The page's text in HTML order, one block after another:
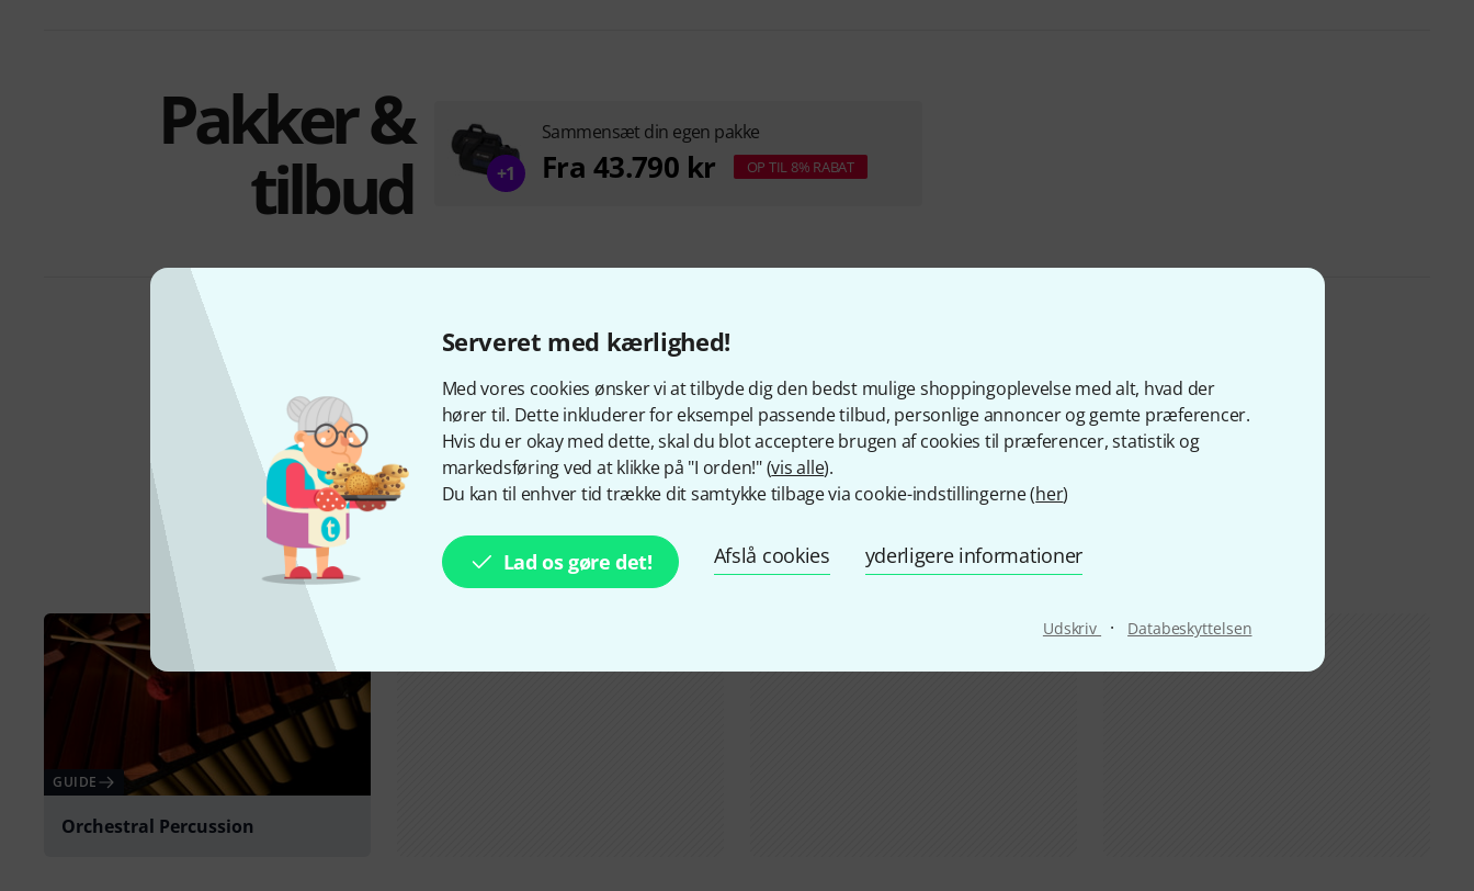
Serveret med kærlighed!
Med vores cookies ønsker vi at tilbyde dig den bedst mulige shoppingoplevelse med alt, hvad der
hører til. Dette inkluderer for eksempel passende tilbud, personlige annoncer og gemte præferencer.
Hvis du er okay med dette, skal du blot acceptere brugen af cookies til præferencer, statistik og
markedsføring ved at klikke på "I orden!" (vis alle).
Du kan til enhver tid trække dit samtykke tilbage via cookie-indstillingerne (her)
Lad os gøre det! Afslå cookies yderligere informationer
Udskriv · Databeskyttelsen
Pakker &
tilbud +1
Sammensæt din egen pakke
Fra 43.790 kr OP TIL 8% RABAT
Vidste du?
Guide
GUIDE
Orchestral Percussion